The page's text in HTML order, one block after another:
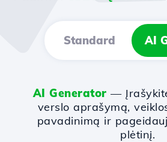
Standard AI
AI Generator —
verslo aprašymą,
pavadinimą ir
plėtinį.